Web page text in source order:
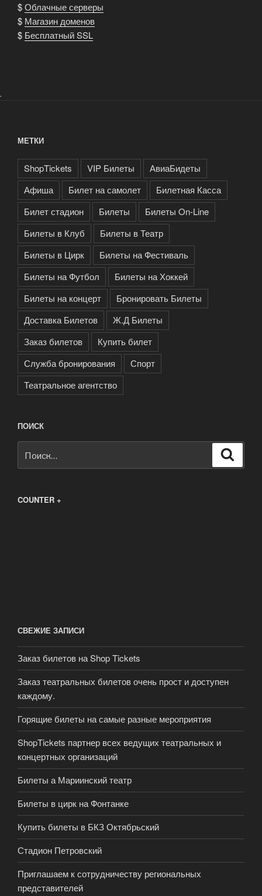
$Облачные серверы
$ Магазин доменов
$ Бесплатный SSL
.
МЕТКИ
ShopTickets VIP Билеты
АвиаБидеты
Афиша
Билет на самолет
Билетная Касса
Билет стадион
Билеты
Билеты On-Line
Билеты в Клуб
Билеты в Театр
Билеты в Цирк
Билеты на Фестиваль
Билеты на Футбол
Билеты на Хоккей
Билеты на концерт
Бронировать Билеты
Доставка Билетов
Ж.Д Билеты
Заказ билетов
Купить билет
Служба бронирования
Спорт
Театральное агентство
ПОИСК
COUNTER +
СВЕЖИЕ ЗАПИСИ
Заказ билетов на Shop Tickets
Заказ театральных билетов очень прост и доступен
каждому.
Горящие билеты на самые разные мероприятия
ShopTickets партнер всех ведущих театральных и
концертных организаций
Билеты а Мариинский театр
Билеты в цирк на Фонтанке
Купить билеты в БКЗ Октябрьский
Стадион Петровский
Приглашаем к сотрудничеству региональных
представителей